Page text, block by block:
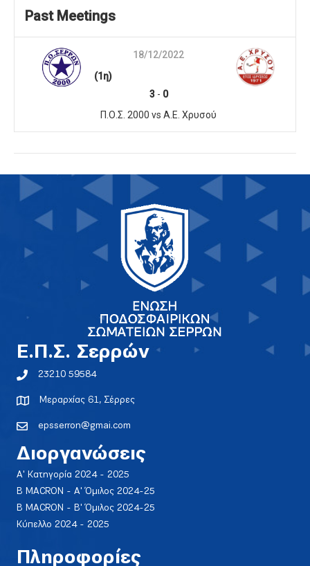
Past Meetings
18/12/2022
(1η)
3- 0
Π.Ο.Σ. 2000 vs A.E. Χρυσού
E.Π.Σ. Σερρών
23210 59584
Μεραρχίας 61, Σέρρες
epsserron@gmai.com
Διοργανώσεις
Α' Κατηγορία 2024 - 2025
Β MACRON - Α' Όμιλος 2024-25
Β MACRON - Β' Όμιλος 2024-25
Κύπελλο 2024 - 2025
Πληροφορίες